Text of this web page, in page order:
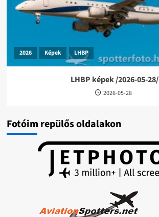
2026 Képek LHBP
LHBP képek /2026-05-28/
2026-05-28
Fotóim repülős oldalakon